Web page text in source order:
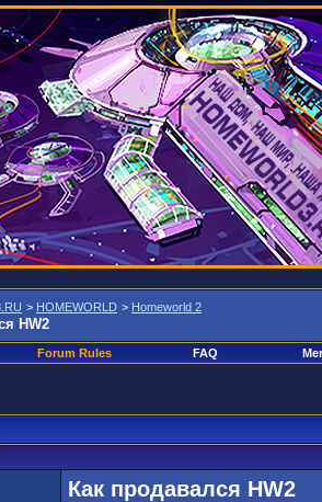
> HOMEWORLD > Homeworld 2
HW2
Forum Rules FAQ
Как продавался HW2